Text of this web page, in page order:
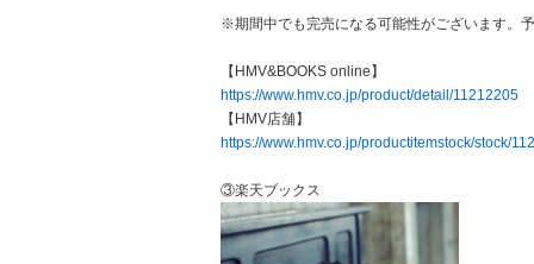
※期間中でも完売になる可能性がございます。
【HMV&BOOKS online】
https://www.hmv.co.jp/product/detail/11212205
【HMV店舗】
https://www.hmv.co.jp/productitemstock/stock/
③楽天ブックス